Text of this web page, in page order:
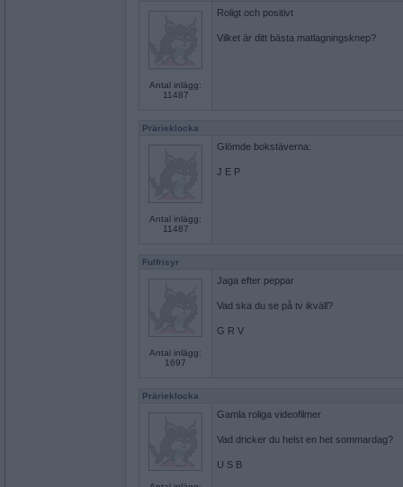
Antal inlägg:
11487
Roligt och positivt
Vilket är ditt bästa matlagningsknep?
Prärieklocka
Antal inlägg:
11487
Glömde bokstäverna:
J E P
Fulfrisyr
Antal inlägg:
1697
Jaga efter peppar
Vad ska du se på tv ikväll?
G R V
Prärieklocka
Gamla roliga videofilmer
Vad dricker du helst en het sommardag?
U S B